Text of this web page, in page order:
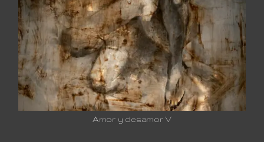
Amor y desamor V